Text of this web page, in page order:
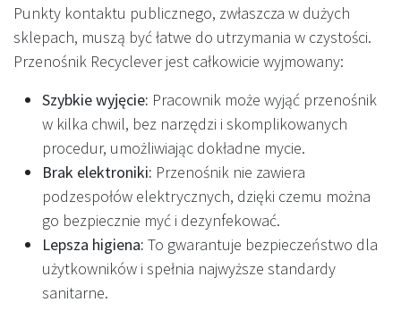
Punkty kontaktu publicznego, zwłaszcza w dużych
sklepach, muszą być łatwe do utrzymania w czystości.
Przenośnik Recyclever jest całkowicie wyjmowany:
Szybkie wyjęcie: Pracownik może wyjąć przenośnik
w kilka chwil, bez narzędzi i skomplikowanych
procedur, umożliwiając dokładne mycie.
Brak elektroniki: Przenośnik nie zawiera
podzespołów elektrycznych, dzięki czemu można
go bezpiecznie myć i dezynfekować.
Lepsza higiena: To gwarantuje bezpieczeństwo dla
użytkowników i spełnia najwyższe standardy
sanitarne.